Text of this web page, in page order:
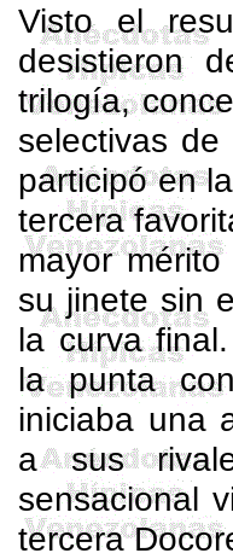
Visto el
desistieron
trilogía,
selectivas
participó en la
tercera
mayor
su jinete sin
la curva
la punta
iniciaba una
a sus
sensacional
tercera